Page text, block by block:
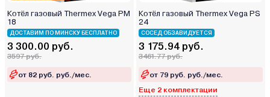
Котёл газовый Thermex Vega PM
18
ДОСТАВИМ ПО МИНСКУ БЕСПЛАТНО
3 300.00 руб.
3597 руб.
от 82 руб. руб./мес.
Котёл газовый Thermex Vega PS
24
СОСЕД ОБЗАВИДУЕТСЯ
3 175.94 руб.
3461.77 руб.
от 79 руб. руб./мес.
Еще 2 комплектации